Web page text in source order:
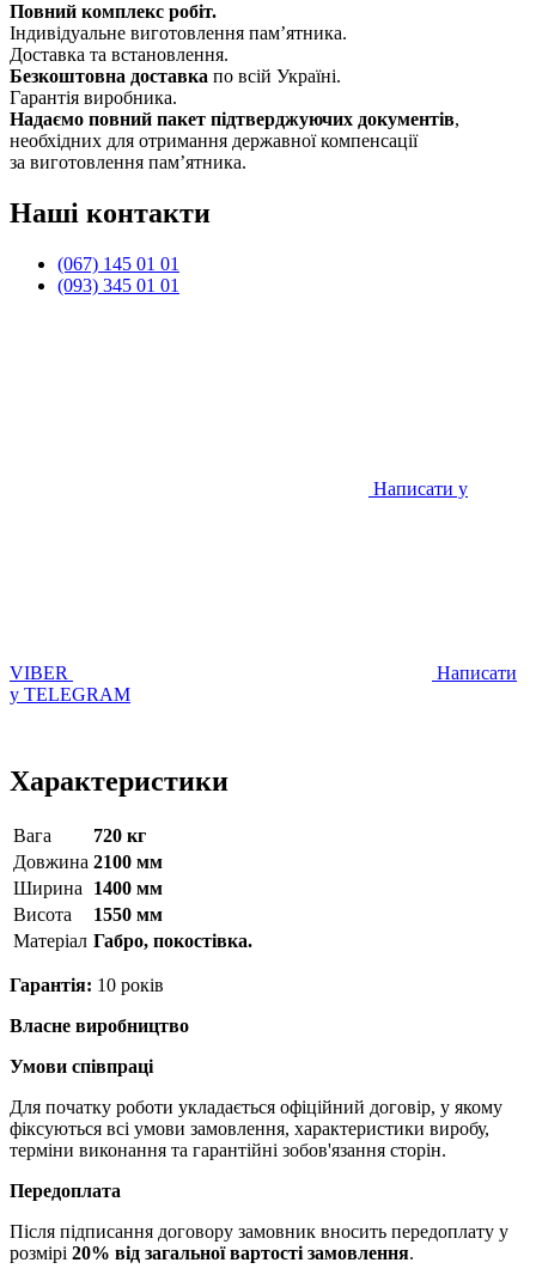
Повний комплекс робіт.
Індивідуальне виготовлення памʼятника.
Доставка та встановлення.
Безкоштовна доставка по всій Україні.
Гарантія виробника.
Надаємо повний пакет підтверджуючих документів,
необхідних для отримання державної компенсації
за виготовлення пам’ятника.
Наші контакти
(067) 145 01 01
(093) 345 01 01
Написати у
VIBER
Написати
у TELEGRAM
Характеристики
Вага
720 кг
Довжина 2100 мм
Ширина
1400 мм
Висота
1550 мм
Матерiал Габро, покостівка.
Гарантія: 10 років
Власне виробництво
Умови співпраці
Для початку роботи укладається офіційний договір, у якому
фіксуються всі умови замовлення, характеристики виробу,
терміни виконання та гарантійні зобов'язання сторін.
Передоплата
Після підписання договору замовник вносить передоплату у
розмірі 20% від загальної вартості замовлення.